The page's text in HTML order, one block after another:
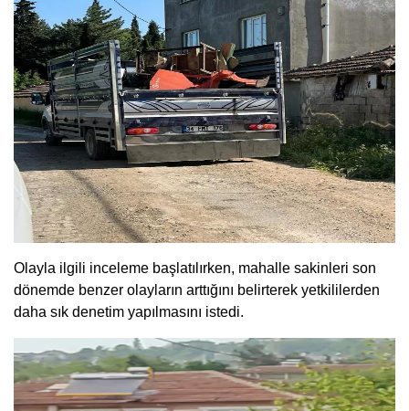
Olayla ilgili inceleme başlatılırken, mahalle sakinleri son
dönemde benzer olayların arttığını belirterek yetkililerden
daha sık denetim yapılmasını istedi.